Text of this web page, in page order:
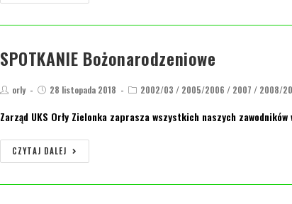
SPOTKANIE Bożonarodzeniowe
orly 28 listopada 2018 2002/03 / 2005/2006 / 2007 / 2008/
Zarząd UKS Orły Zielonka zaprasza wszystkich naszych
CZYTAJ DALEJ